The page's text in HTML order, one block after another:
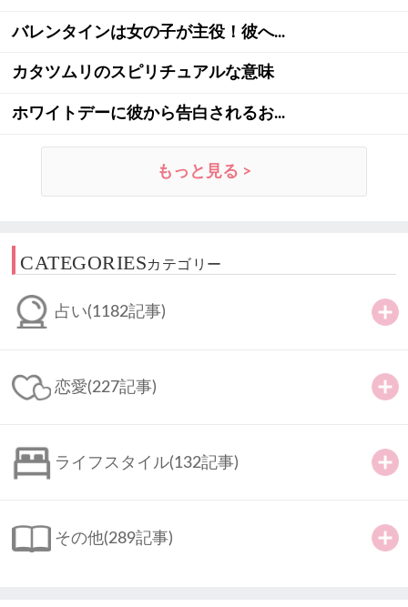
バレンタインは女の子が主役！彼へ...
カタツムリのスピリチュアルな意味
ホワイトデーに彼から告白されるお...
もっと見る >
CATEGORIESカテゴリー
占い(1182記事)
恋愛(227記事)
ライフスタイル(132記事)
その他(289記事)